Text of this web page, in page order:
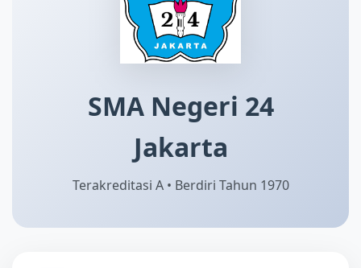
SMA Negeri 24
Jakarta
Terakreditasi A • Berdiri Tahun 1970